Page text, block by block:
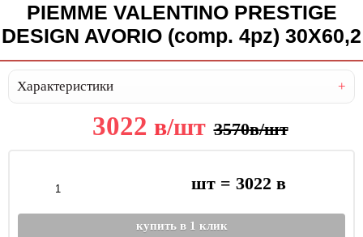
PIEMME VALENTINO PRESTIGE
DESIGN AVORIO (comp. 4pz) 30X60,2
Характеристики
3022 в/шт 3570в/шт
шт =3022 в
купить в 1 клик